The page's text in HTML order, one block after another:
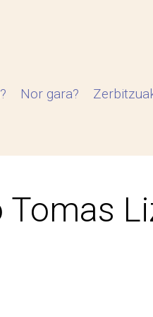
Nor gara?
Tomas